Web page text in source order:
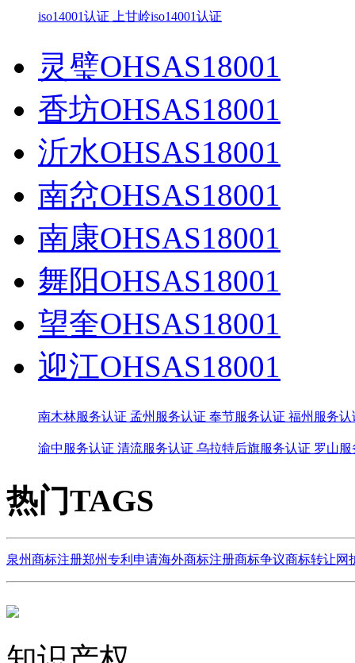
iso14001认证 上甘岭iso14001认证
灵璧OHSAS18001
香坊OHSAS18001
沂水OHSAS18001
南岔OHSAS18001
南康OHSAS18001
舞阳OHSAS18001
望奎OHSAS18001
迎江OHSAS18001
南木林服务认证 孟州服务认证 奉节服务认证 福州服务认
渝中服务认证 清流服务认证 乌拉特后旗服务认证 罗山
热门TAGS
泉州商标注册郑州专利申请海外商标注册商标争议商标转让网